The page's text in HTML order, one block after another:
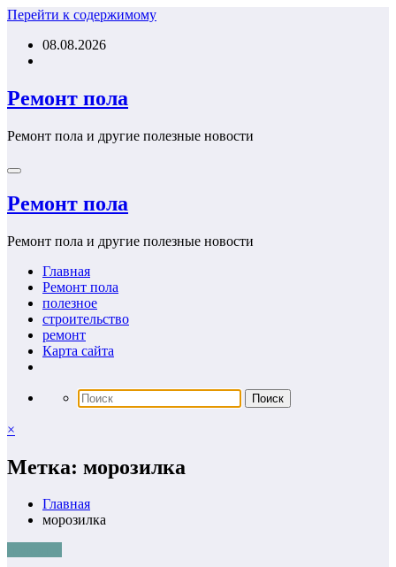
Перейти к содержимому
08.08.2026
Ремонт пола
Ремонт пола и другие полезные новости
Ремонт пола
Ремонт пола и другие полезные новости
Главная
Ремонт пола
полезное
строительство
ремонт
Карта сайта
×
Метка: морозилка
Главная
морозилка